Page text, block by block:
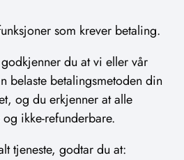
som krever betaling.
du at vi eller vår
belaste betalingsmetoden din
og du erkjenner at alle
ikke-refunderbare.
tjeneste, godtar du at: